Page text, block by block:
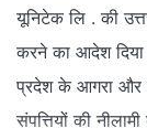
यूनिटेक लि . की
करने का आदेश दिया
प्रदेश के आगरा और
संपत्तियों की